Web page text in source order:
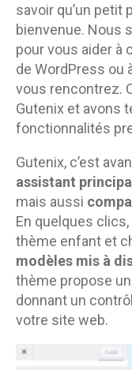
savoir qu’un petit
bienvenue. Nous
pour vous aider à
de WordPress ou
vous rencontrez.
Gutenix et avons
fonctionnalités
Gutenix, c’est
assistant
mais aussi
En quelques
thème enfant et
modèles mis à
thème propose
donnant un
votre site web.